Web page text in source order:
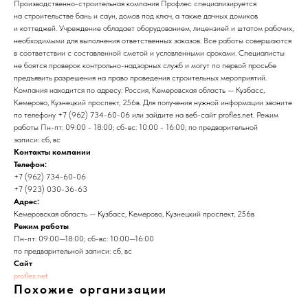
Производственно-строительная компания Профлес специализируется
на строительстве бань и саун, домов под ключ, а также дачных домиков
и коттеджей. Учреждение обладает оборудованием, лицензией и штатом рабочих,
необходимыми для выполнения ответственных заказов. Все работы совершаются
в соответствии с составленной сметой и условленными сроками. Специалисты
не боятся проверок контрольно-надзорных служб и могут по первой просьбе
предъявить разрешения на право проведения строительных мероприятий.
Компания находится по адресу: Россия, Кемеровская область — Кузбасс,
Кемерово, Кузнецкий проспект, 256в. Для получения нужной информации звоните
по телефону +7 (962) 734-60-06 или зайдите на веб-сайт profles.net. Режим
работы Пн-пт: 09:00 - 18:00; сб-вс: 10:00 - 16:00; по предварительной
записи: сб, вс
Контакты компании
Телефон:
+7 (962) 734-60-06
+7 (923) 030-36-63
Адрес:
Кемеровская область — Кузбасс, Кемерово, Кузнецкий проспект, 256в
Режим работы
Пн-пт: 09:00—18:00; сб-вс: 10:00—16:00
по предварительной записи: сб, вс
Сайт
profles.net
Похожие организации